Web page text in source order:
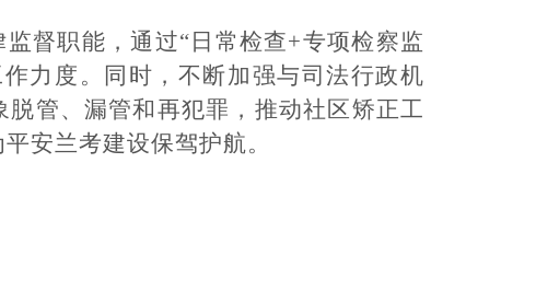
督职能，通过“日常检查+专项检察监
力度。同时，不断加强与司法行政机
管、漏管和再犯罪，推动社区矫正工
安兰考建设保驾护航。